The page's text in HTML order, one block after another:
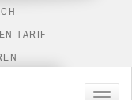
TARIF